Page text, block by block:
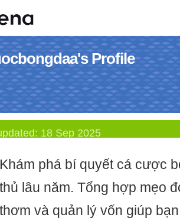
Profile
18 Sep 2025
Khám phá bí quyết cá cược
thủ lâu năm. Tổng hợp mẹo
thơm và quản lý vốn giúp